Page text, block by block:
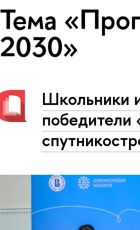
Тема
2030»
Школьники
победители